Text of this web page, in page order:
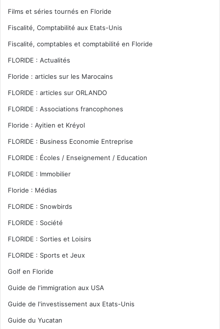
Films et séries tournés en Floride
Fiscalité, Comptabilité aux Etats-Unis
Fiscalité, comptables et comptabilité en Floride
FLORIDE : Actualités
Floride : articles sur les Marocains
FLORIDE : articles sur ORLANDO
FLORIDE : Associations francophones
Floride : Ayitien et Kréyol
FLORIDE : Business Economie Entreprise
FLORIDE : Écoles / Enseignement / Education
FLORIDE : Immobilier
Floride : Médias
FLORIDE : Snowbirds
FLORIDE : Société
FLORIDE : Sorties et Loisirs
FLORIDE : Sports et Jeux
Golf en Floride
Guide de l'immigration aux USA
Guide de l'investissement aux Etats-Unis
Guide du Yucatan